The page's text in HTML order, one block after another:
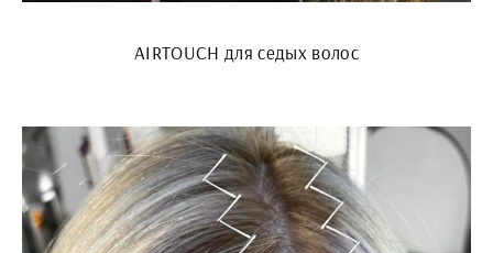
AIRTOUCH для седых волос